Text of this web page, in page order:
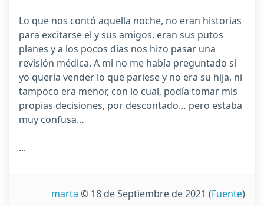
Lo que nos contó aquella noche, no eran historias
para excitarse el y sus amigos, eran sus putos
planes y a los pocos días nos hizo pasar una
revisión médica. A mi no me había preguntado si
yo quería vender lo que pariese y no era su hija, ni
tampoco era menor, con lo cual, podía tomar mis
propias decisiones, por descontado… pero estaba
muy confusa…
...
marta © 18 de Septiembre de 2021 (Fuente)